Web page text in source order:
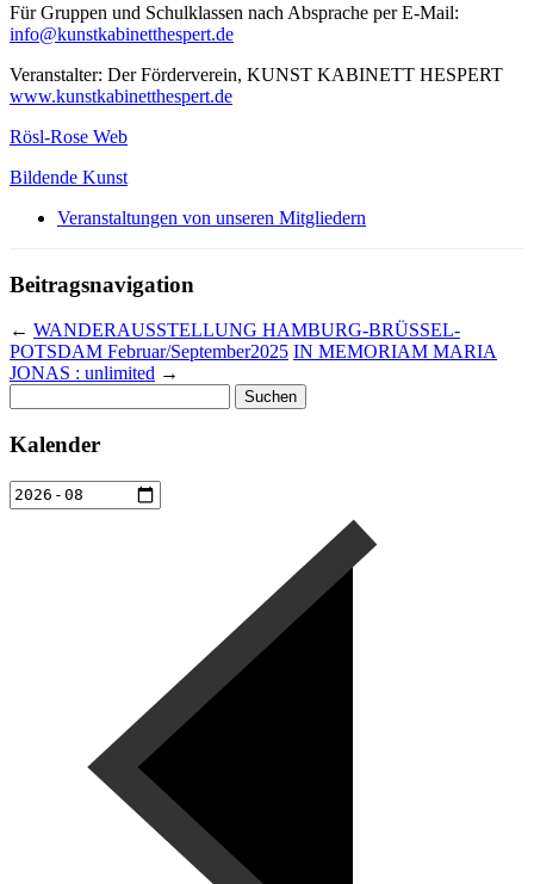
Für Gruppen und Schulklassen nach Absprache per E-Mail:
info@kunstkabinetthespert.de
Veranstalter: Der Förderverein, KUNST KABINETT HESPERT
www.kunstkabinetthespert.de
Rösl-Rose Web
Bildende Kunst
Veranstaltungen von unseren Mitgliedern
Beitragsnavigation
← WANDERAUSSTELLUNG HAMBURG-BRÜSSEL-
POTSDAM Februar/September2025 IN MEMORIAM MARIA
JONAS : unlimited →
nach:
Kalender